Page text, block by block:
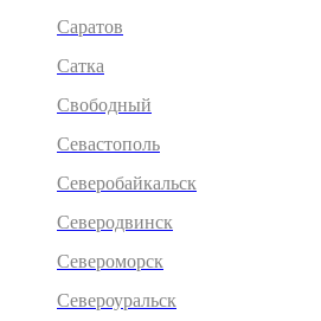
Саратов
Сатка
Свободный
Севастополь
Северобайкальск
Северодвинск
Североморск
Североуральск